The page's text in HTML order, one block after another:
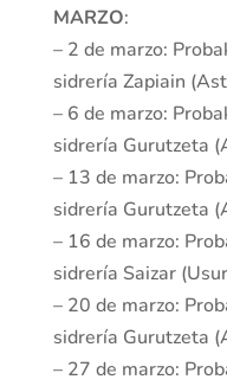
MARZO:
– 2 de marzo:
sidrería Zapiain
– 6 de marzo:
sidrería Gurutzeta
– 13 de marzo:
sidrería Gurutzeta
– 16 de marzo:
sidrería Saizar
– 20 de marzo:
sidrería Gurutzeta
– 27 de marzo: